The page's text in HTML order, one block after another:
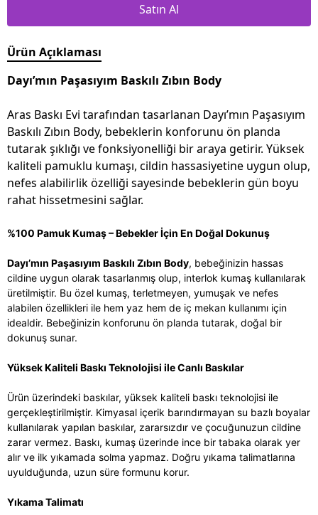
Satın Al
Ürün Açıklaması
Dayı’mın Paşasıyım Baskılı Zıbın Body
Aras Baskı Evi tarafından tasarlanan Dayı’mın Paşasıyım
Baskılı Zıbın Body, bebeklerin konforunu ön planda
tutarak şıklığı ve fonksiyonelliği bir araya getirir. Yüksek
kaliteli pamuklu kumaşı, cildin hassasiyetine uygun olup,
nefes alabilirlik özelliği sayesinde bebeklerin gün boyu
rahat hissetmesini sağlar.
%100 Pamuk Kumaş – Bebekler İçin En Doğal Dokunuş
Dayı’mın Paşasıyım Baskılı Zıbın Body, bebeğinizin hassas
cildine uygun olarak tasarlanmış olup, interlok kumaş kullanılarak
üretilmiştir. Bu özel kumaş, terletmeyen, yumuşak ve nefes
alabilen özellikleri ile hem yaz hem de iç mekan kullanımı için
idealdir. Bebeğinizin konforunu ön planda tutarak, doğal bir
dokunuş sunar.
Yüksek Kaliteli Baskı Teknolojisi ile Canlı Baskılar
Ürün üzerindeki baskılar, yüksek kaliteli baskı teknolojisi ile
gerçekleştirilmiştir. Kimyasal içerik barındırmayan su bazlı boyalar
kullanılarak yapılan baskılar, zararsızdır ve çocuğunuzun cildine
zarar vermez. Baskı, kumaş üzerinde ince bir tabaka olarak yer
alır ve ilk yıkamada solma yapmaz. Doğru yıkama talimatlarına
uyulduğunda, uzun süre formunu korur.
Yıkama Talimatı